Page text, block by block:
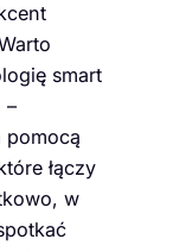
smart
–
pomocą
łączy
w